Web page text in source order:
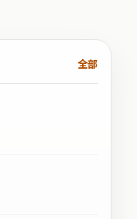
全部